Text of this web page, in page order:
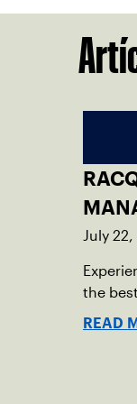
July
the
READ